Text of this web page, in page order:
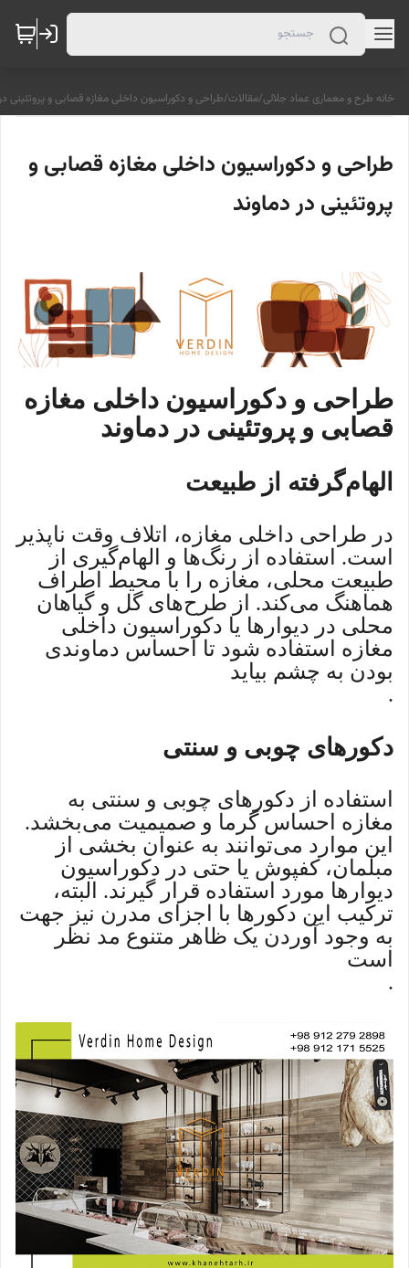
خانه طرح و معماری عماد جلالی/مقالات/طراحی و دکوراسیون داخلی مغازه قصابی و پروتئینی
طراحی و دکوراسیون داخلی مغازه قصابی و
پروتئینی در دماوند
طراحی و دکوراسیون داخلی مغازه
قصابی و پروتئینی در دماوند
الهام‌گرفته از طبیعت
در طراحی داخلی مغازه، اتلاف وقت ناپذیر
است. استفاده از رنگ‌ها و الهام‌گیری از
طبیعت محلی، مغازه را با محیط اطراف
هماهنگ می‌کند. از طرح‌های گل و گیاهان
محلی در دیوارها یا دکوراسیون داخلی
مغازه استفاده شود تا احساس دماوندی
بودن به چشم بیاید
.
دکورهای چوبی و سنتی
استفاده از دکورهای چوبی و سنتی به
مغازه احساس گرما و صمیمیت می‌بخشد.
این موارد می‌توانند به عنوان بخشی از
مبلمان، کفپوش یا حتی در دکوراسیون
دیوارها مورد استفاده قرار گیرند. البته،
ترکیب این دکورها با اجزای مدرن نیز جهت
به وجود آوردن یک ظاهر متنوع مد نظر
است
.